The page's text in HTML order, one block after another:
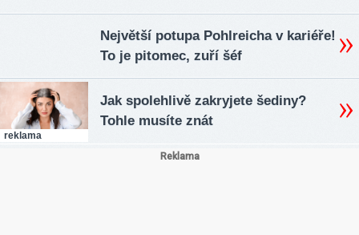
Největší potupa Pohlreicha v kariéře!
To je pitomec, zuří šéf
reklama
Jak spolehlivě zakryjete šediny?
Tohle musíte znát